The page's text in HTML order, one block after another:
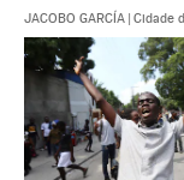
JACOBO GARCÍA | Cidade